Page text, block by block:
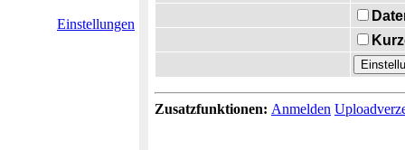
Einstellungen
Zusatzfunktionen: Anmelden